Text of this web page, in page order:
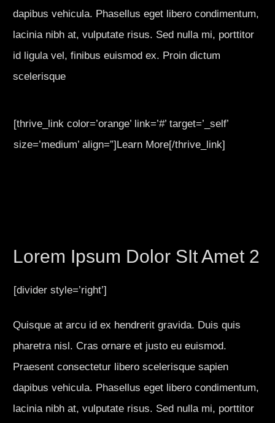
dapibus vehicula. Phasellus eget libero condimentum,
lacinia nibh at, vulputate risus. Sed nulla mi, porttitor
id ligula vel, finibus euismod ex. Proin dictum
scelerisque
[thrive_link color=’orange’ link=’#’ target=’_self’
size=’medium’ align=”]Learn More[/thrive_link]
Lorem Ipsum Dolor SIt Amet 2
[divider style=’right’]
Quisque at arcu id ex hendrerit gravida. Duis quis
pharetra nisl. Cras ornare et justo eu euismod.
Praesent consectetur libero scelerisque sapien
dapibus vehicula. Phasellus eget libero condimentum,
lacinia nibh at, vulputate risus. Sed nulla mi, porttitor